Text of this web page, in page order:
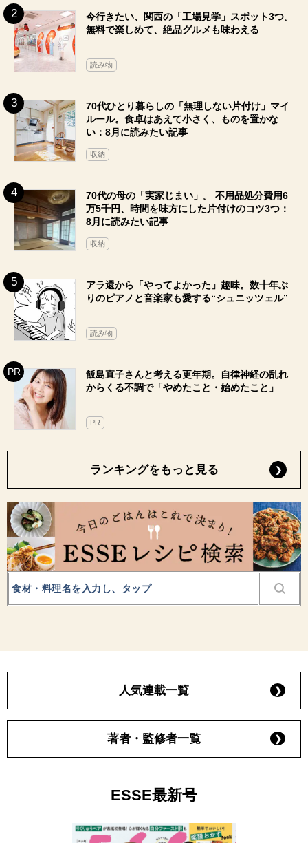
今行きたい、関西の「工場見学」スポット3つ。
無料で楽しめて、絶品グルメも味わえる
読み物
70代ひとり暮らしの「無理しない片付け」マイ
ルール。食卓はあえて小さく、ものを置かな
い：8月に読みたい記事
収納
70代の母の「実家じまい」。 不用品処分費用6
万5千円、時間を味方にした片付けのコツ3つ：
8月に読みたい記事
収納
アラ還から「やってよかった」趣味。数十年ぶ
りのピアノと音楽家も愛する“シュニッツェル”
読み物
飯島直子さんと考える更年期。自律神経の乱れ
からくる不調で「やめたこと・始めたこと」
PR
ランキングをもっと見る
人気連載一覧
著者・監修者一覧
ESSE最新号